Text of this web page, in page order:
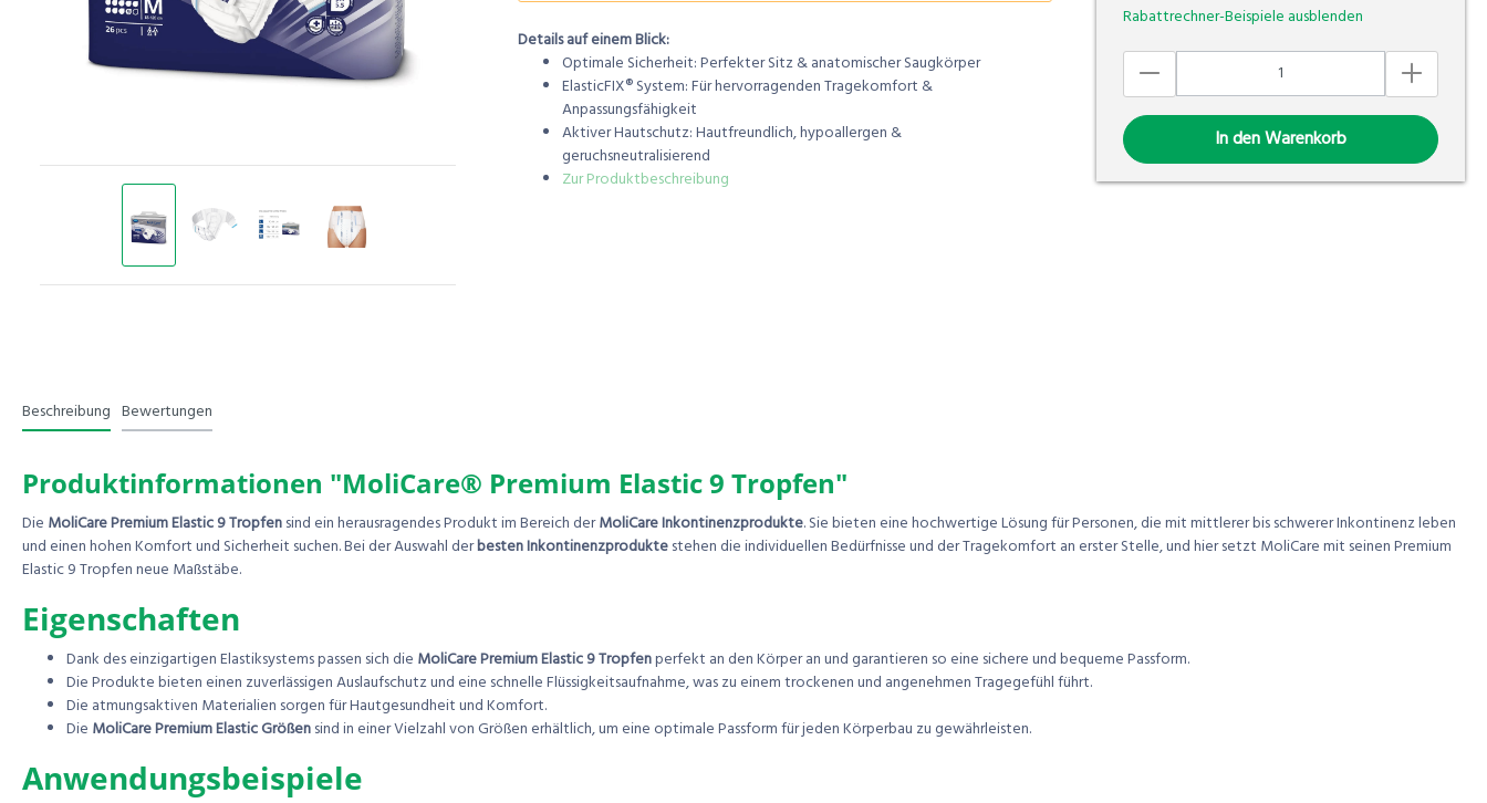
Details auf einem Blick:
Optimale Sicherheit: Perfekter Sitz & anatomischer Saugkörper
ElasticFIX® System: Für hervorragenden Tragekomfort &
Anpassungsfähigkeit
Aktiver Hautschutz: Hautfreundlich, hypoallergen &
geruchsneutralisierend
Zur Produktbeschreibung
Rabattrechner-Beispiele ausblenden
In den Warenkorb
Beschreibung Bewertungen
Produktinformationen "MoliCare® Premium Elastic 9 Tropfen"
Die MoliCare Premium Elastic 9 Tropfensind ein herausragendes Produkt im Bereich derMoliCare Inkontinenzprodukte. Sie bieten eine hochwertige Lösung für Personen, die mit mittlerer bis schwerer Inkontinenz leben
und einen hohen Komfort und Sicherheit suchen. Bei der Auswahl derbesten Inkontinenzproduktestehen die individuellen Bedürfnisse und der Tragekomfort an erster Stelle, und hier setzt MoliCare mit seinen Premium
Elastic 9 Tropfen neue Maßstäbe.
Eigenschaften
Dank des einzigartigen Elastiksystems passen sich die MoliCare Premium Elastic 9 Tropfenperfekt an den Körper an und garantieren so eine sichere und bequeme Passform.
Die Produkte bieten einen zuverlässigen Auslaufschutz und eine schnelle Flüssigkeitsaufnahme, was zu einem trockenen und angenehmen Tragegefühl führt.
Die atmungsaktiven Materialien sorgen für Hautgesundheit und Komfort.
Die MoliCare Premium Elastic Größensind in einer Vielzahl von Größen erhältlich, um eine optimale Passform für jeden Körperbau zu gewährleisten.
Anwendungsbeispiele